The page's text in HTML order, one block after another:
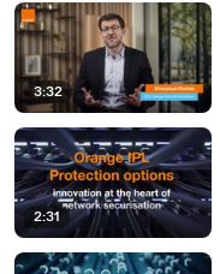
3:32
2:31